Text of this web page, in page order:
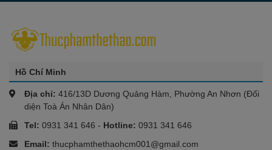
Hồ Chí Minh
Địa chỉ: 416/13D Dương Quảng Hàm, Phường An Nhơn (Đối
diện Toà Án Nhân Dân)
Tel: 0931 341 646 - Hotline: 0931 341 646
Email: thucphamthethaohcm001@gmail.com